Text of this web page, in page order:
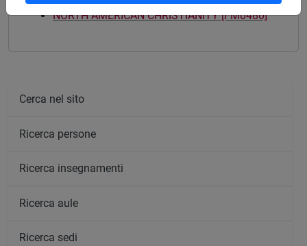
NORTH AMERICAN CHRISTIANITY [FM0480]
Cerca nel sito
Ricerca persone
Ricerca insegnamenti
Ricerca aule
Ricerca sedi